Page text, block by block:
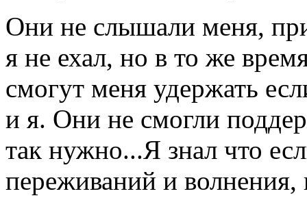
Они не слышали меня,
я не ехал, но в то же
смогут меня удержать
и я. Они не смогли
так нужно...Я знал что
переживаний и волнения,